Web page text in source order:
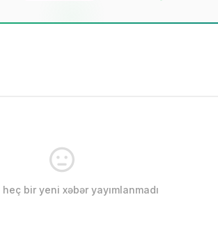
bir yeni xəbər yayımlanmadı